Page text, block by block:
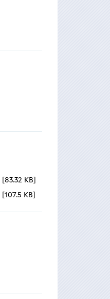
83.32 KB
107.5 KB